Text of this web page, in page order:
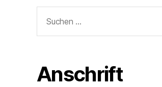
nach:
Anschrift